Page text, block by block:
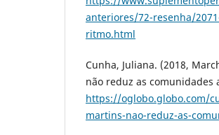
anteriores/72-resenha/
ritmo.html
Cunha, Juliana. (2018,
não reduz as comunidades
https://oglobo.globo.com/
martins-nao-reduz-as-